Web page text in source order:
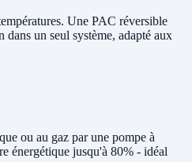
Une PAC réversible
dans un seul système, adapté aux
ou au gaz par une pompe à
énergétique jusqu'à 80% - idéal